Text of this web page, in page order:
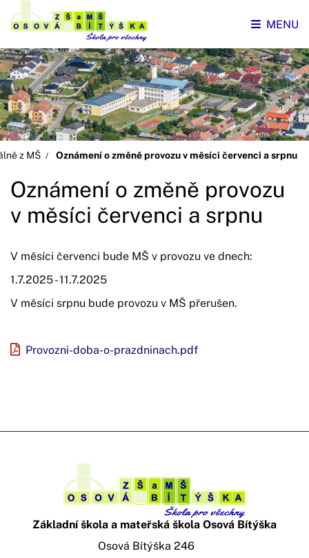
MENU
z MŠ Oznámení o změně provozu v měsíci červenci a srpnu
Oznámení o změně provozu
v měsíci červenci a srpnu
V měsíci červenci bude MŠ v provozu ve dnech:
1.7.2025 - 11.7.2025
V měsíci srpnu bude provozu v MŠ přerušen.
Provozni-doba-o-prazdninach.pdf
Základní škola a mateřská škola Osová Bítýška
Osová Bítýška 246